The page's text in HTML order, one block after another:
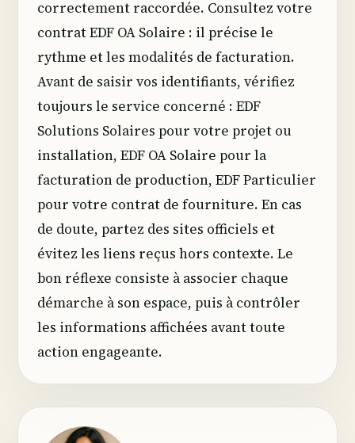
correctement raccordée. Consultez votre
contrat EDF OA Solaire : il précise le
rythme et les modalités de facturation.
Avant de saisir vos identifiants, vérifiez
toujours le service concerné : EDF
Solutions Solaires pour votre projet ou
installation, EDF OA Solaire pour la
facturation de production, EDF Particulier
pour votre contrat de fourniture. En cas
de doute, partez des sites officiels et
évitez les liens reçus hors contexte. Le
bon réflexe consiste à associer chaque
démarche à son espace, puis à contrôler
les informations affichées avant toute
action engageante.